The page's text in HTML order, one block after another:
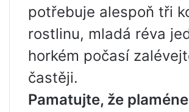
potřebuje alespoň tři
rostlinu, mladá réva
horkém počasí
častěji.
Pamatujte, že